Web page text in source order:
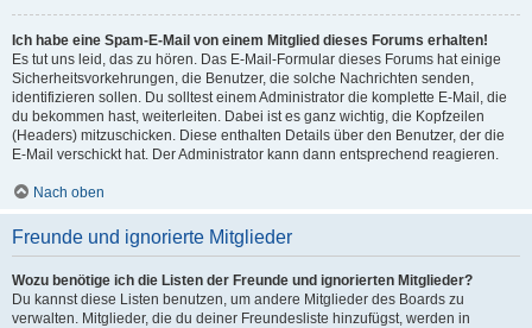
Ich habe eine Spam-E-Mail von einem Mitglied dieses Forums erhalten!
Es tut uns leid, das zu hören. Das E-Mail-Formular dieses Forums hat einige
Sicherheitsvorkehrungen, die Benutzer, die solche Nachrichten senden,
identifizieren sollen. Du solltest einem Administrator die komplette E-Mail, die
du bekommen hast, weiterleiten. Dabei ist es ganz wichtig, die Kopfzeilen
(Headers) mitzuschicken. Diese enthalten Details über den Benutzer, der die
E-Mail verschickt hat. Der Administrator kann dann entsprechend reagieren.
Nach oben
Freunde und ignorierte Mitglieder
Wozu benötige ich die Listen der Freunde und ignorierten Mitglieder?
Du kannst diese Listen benutzen, um andere Mitglieder des Boards zu
verwalten. Mitglieder, die du deiner Freundesliste hinzufügst, werden in